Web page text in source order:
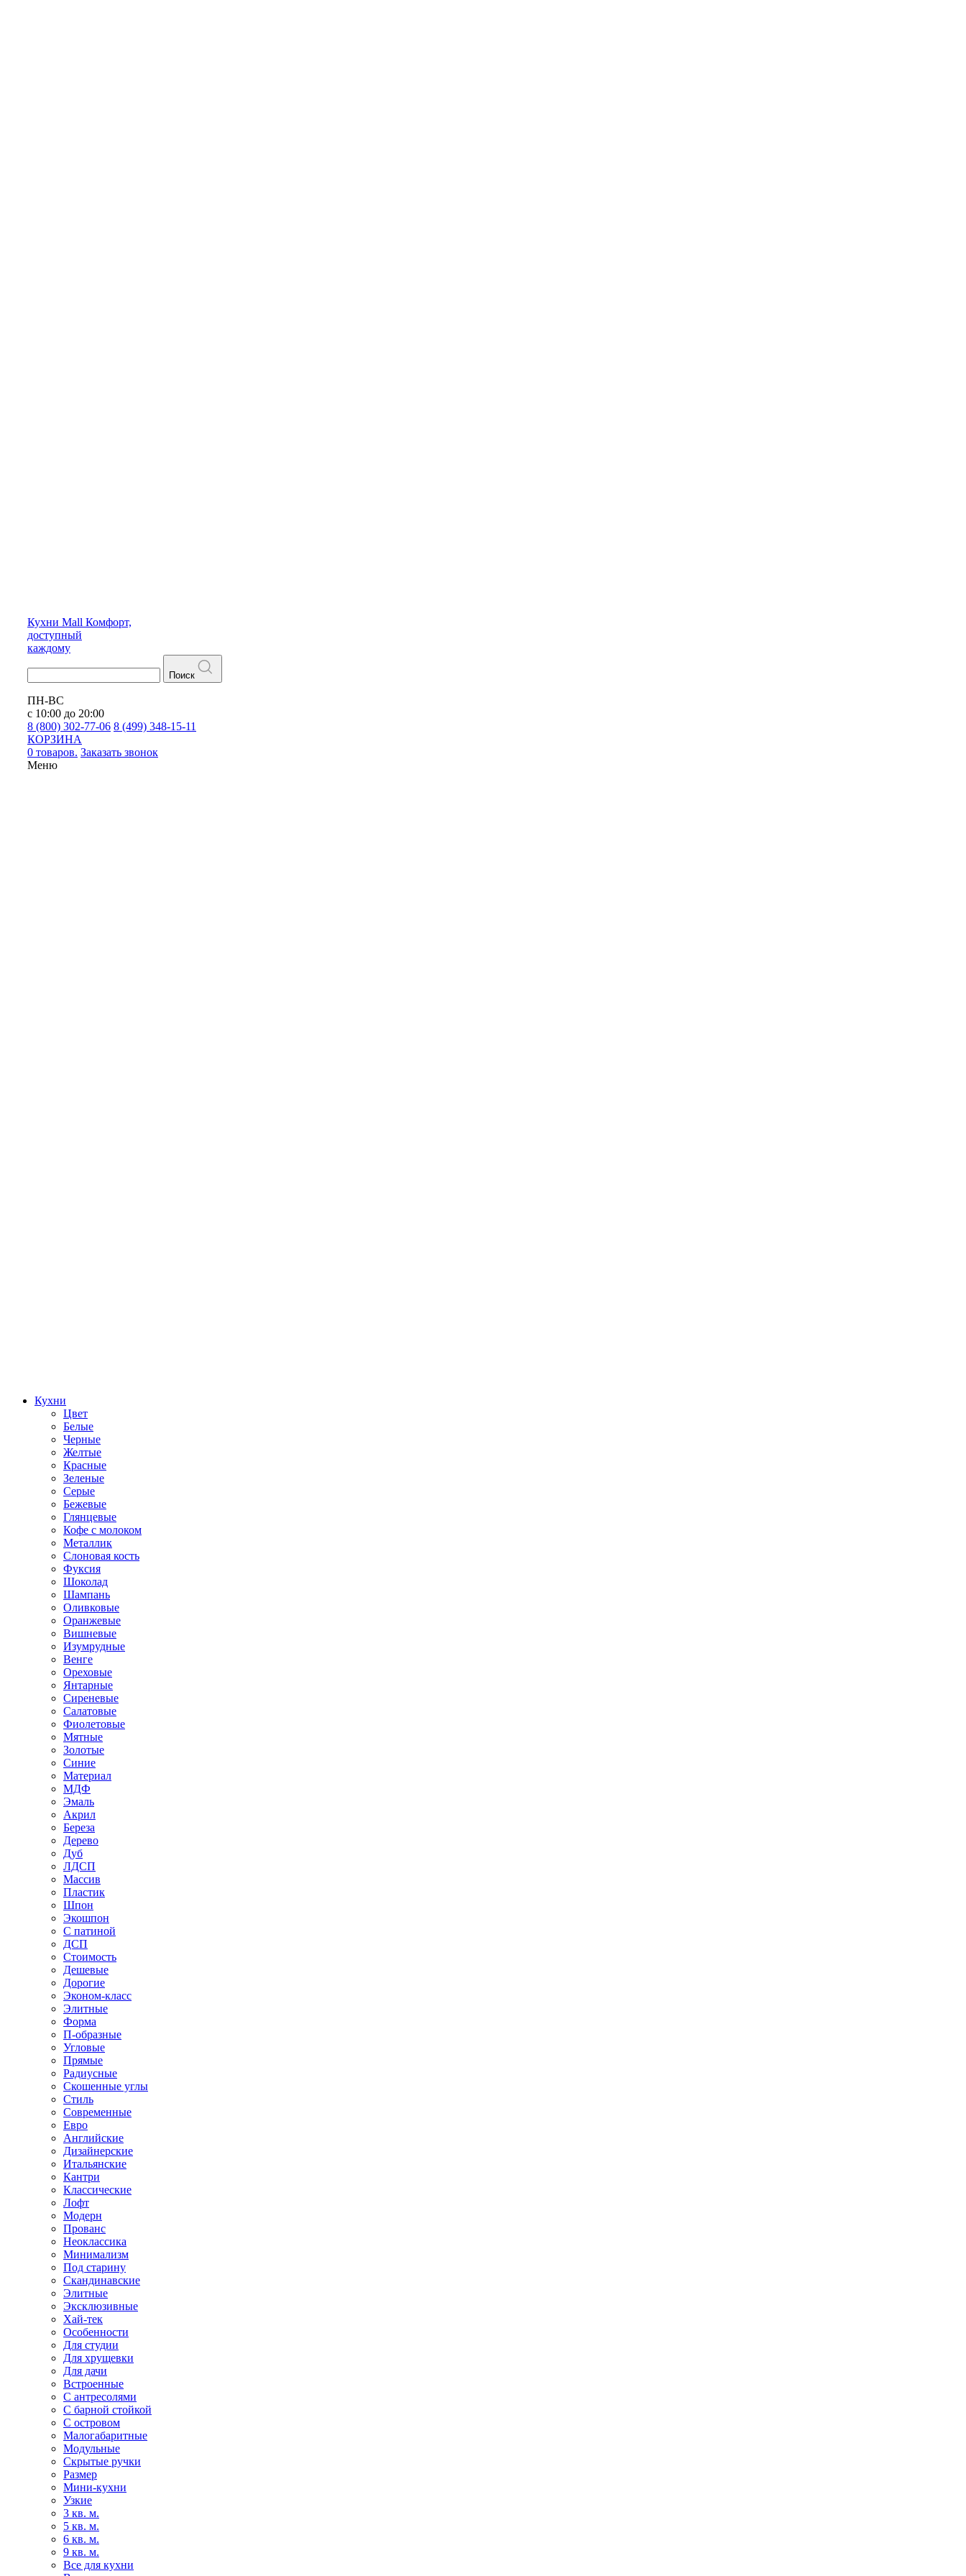
Кухни Mall Комфорт,
доступный
каждому
Поиск
ПН-ВС
с 10:00 до 20:00
8 (800) 302-77-06 8 (499) 348-15-11
КОРЗИНА
0 товаров. Заказать звонок
Меню
Кухни
Цвет
Белые
Черные
Желтые
Красные
Зеленые
Серые
Бежевые
Глянцевые
Кофе с молоком
Металлик
Слоновая кость
Фуксия
Шоколад
Шампань
Оливковые
Оранжевые
Вишневые
Изумрудные
Венге
Ореховые
Янтарные
Сиреневые
Салатовые
Фиолетовые
Мятные
Золотые
Синие
Материал
МДФ
Эмаль
Акрил
Береза
Дерево
Дуб
ЛДСП
Массив
Пластик
Шпон
Экошпон
С патиной
ДСП
Стоимость
Дешевые
Дорогие
Эконом-класс
Элитные
Форма
П-образные
Угловые
Прямые
Радиусные
Скошенные углы
Стиль
Современные
Евро
Английские
Дизайнерские
Итальянские
Кантри
Классические
Лофт
Модерн
Прованс
Неоклассика
Минимализм
Под старину
Скандинавские
Элитные
Эксклюзивные
Хай-тек
Особенности
Для студии
Для хрущевки
Для дачи
Встроенные
С антресолями
С барной стойкой
С островом
Малогабаритные
Модульные
Скрытые ручки
Размер
Мини-кухни
Узкие
3 кв. м.
5 кв. м.
6 кв. м.
9 кв. м.
Все для кухни